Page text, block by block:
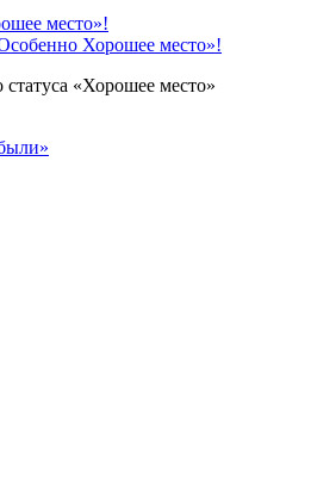
Хорошее место»!
«Хорошее место»